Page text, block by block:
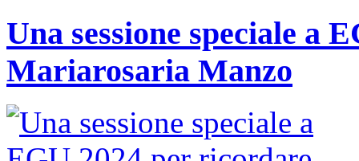
Una sessione speciale a
Mariarosaria Manzo